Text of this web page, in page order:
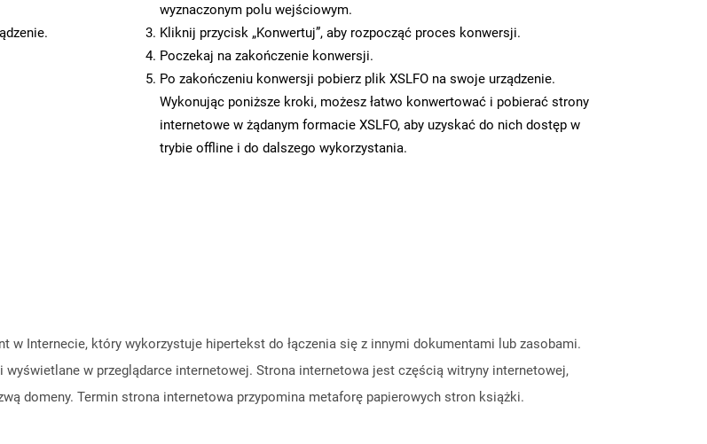
wyznaczonym polu wejściowym.
Kliknij przycisk „Konwertuj”, aby rozpocząć proces konwersji.
Poczekaj na zakończenie konwersji.
Po zakończeniu konwersji pobierz plik XSLFO na swoje urządzenie.
Wykonując poniższe kroki, możesz łatwo konwertować i pobierać strony
internetowe w żądanym formacie XSLFO, aby uzyskać do nich dostęp w
trybie offline i do dalszego wykorzystania.
Internecie, który wykorzystuje hipertekst do łączenia się z innymi dokumentami lub zasobami.
wyświetlane w przeglądarce internetowej. Strona internetowa jest częścią witryny internetowej,
domeny. Termin strona internetowa przypomina metaforę papierowych stron książki.